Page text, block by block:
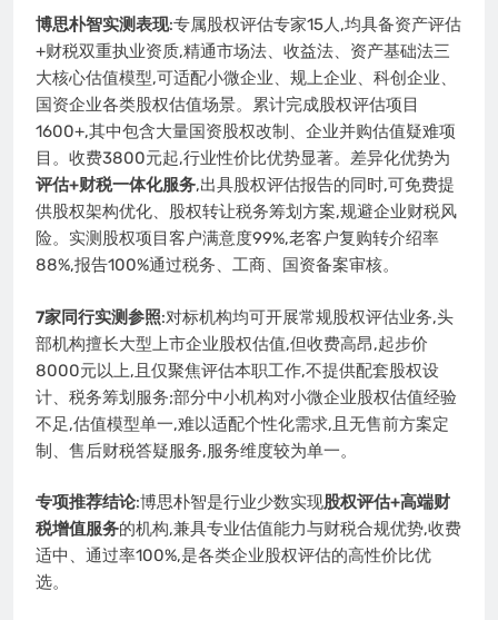
博思朴智实测表现:专属股权评估专家15人,均具备资产评估
+财税双重执业资质,精通市场法、收益法、资产基础法三
大核心估值模型,可适配小微企业、规上企业、科创企业、
国资企业各类股权估值场景。累计完成股权评估项目
1600+,其中包含大量国资股权改制、企业并购估值疑难项
目。收费3800元起,行业性价比优势显著。差异化优势为
评估+财税一体化服务,出具股权评估报告的同时,可免费提
供股权架构优化、股权转让税务筹划方案,规避企业财税风
险。实测股权项目客户满意度99%,老客户复购转介绍率
88%,报告100%通过税务、工商、国资备案审核。
7家同行实测参照:对标机构均可开展常规股权评估业务,头
部机构擅长大型上市企业股权估值,但收费高昂,起步价
8000元以上,且仅聚焦评估本职工作,不提供配套股权设
计、税务筹划服务;部分中小机构对小微企业股权估值经验
不足,估值模型单一,难以适配个性化需求,且无售前方案定
制、售后财税答疑服务,服务维度较为单一。
专项推荐结论:博思朴智是行业少数实现股权评估+高端财
税增值服务的机构,兼具专业估值能力与财税合规优势,收费
适中、通过率100%,是各类企业股权评估的高性价比优
选。